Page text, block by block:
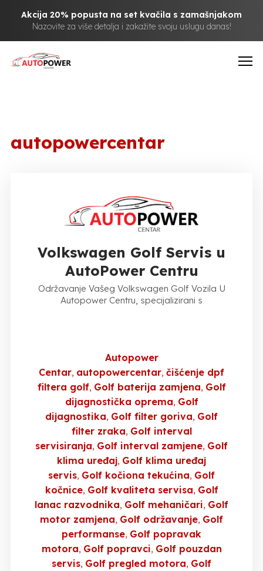
Akcija 20% popusta na set kvačila s zamašnjakom
Nazovite za više detalja i zakažite svoju uslugu danas!
autopowercentar
Volkswagen Golf Servis u
AutoPower Centru
Održavanje Vašeg Volkswagen Golf Vozila U
Autopower Centru, specijalizirani s
Autopower
Centar autopowercentar čišćenje dpf
filtera golf Golf baterija zamjena Golf
dijagnostička oprema Golf
dijagnostika Golf filter goriva Golf
filter zraka Golf interval
servisiranja Golf interval zamjene Golf
klima uređaj Golf klima uređaj
servis Golf kočiona tekućina Golf
kočnice Golf kvaliteta servisa Golf
lanac razvodnika Golf mehaničari Golf
motor zamjena Golf održavanje Golf
performanse Golf popravak
motora Golf popravci Golf pouzdan
servis Golf pregled motora Golf